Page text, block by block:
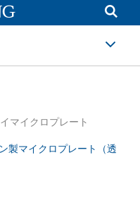
マイクロプレート
製マイクロプレート（透